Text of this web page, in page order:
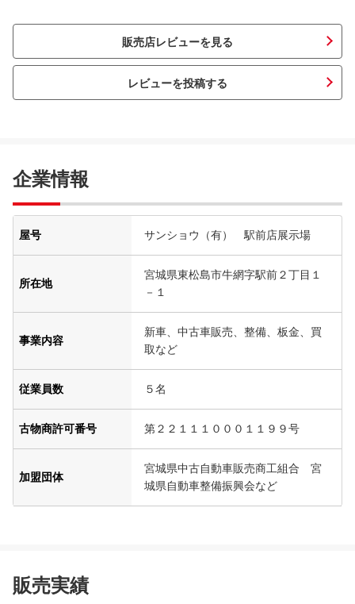
販売店レビューを見る
レビューを投稿する
企業情報
屋号 サンショウ（有） 駅前店展示場
所在地
宮城県東松島市牛網字駅前２丁目１
－１
事業内容
新車、中古車販売、整備、板金、買
取など
従業員数 ５名
古物商許可番号 第２２１１１０００１１９９号
加盟団体
宮城県中古自動車販売商工組合 宮
城県自動車整備振興会など
販売実績